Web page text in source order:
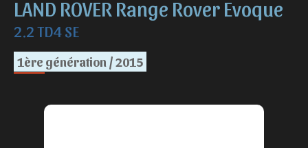
LAND ROVER Range Rover Evoque
2.2 TD4 SE
1ère génération / 2015